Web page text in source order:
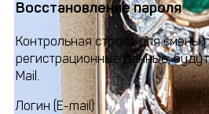
Восстановление пароля
Контрольная строка для смены
регистрационные данные,
Mail.
Логин (E-mail)